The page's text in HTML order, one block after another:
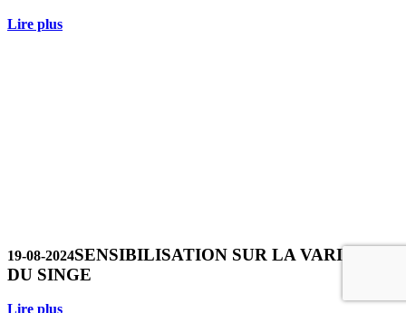
Lire plus
19-08-2024SENSIBILISATION SUR LA VARIOLE
DU SINGE
Lire plus